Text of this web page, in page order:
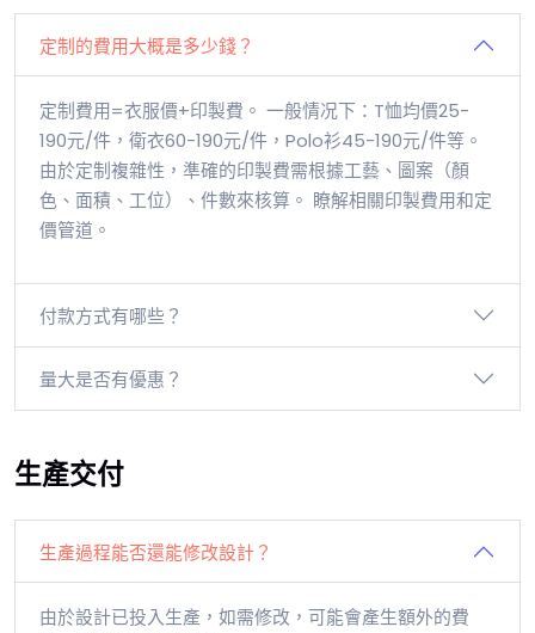
定制的費用大概是多少錢？
定制費用=衣服價+印製費。 一般情况下：T恤均價25-
190元/件，衛衣60-190元/件，Polo衫45-190元/件等。
由於定制複雜性，準確的印製費需根據工藝、圖案（顏
色、面積、工位）、件數來核算。 瞭解相關印製費用和定
價管道。
付款方式有哪些？
量大是否有優惠？
生產交付
生產過程能否還能修改設計？
由於設計已投入生產，如需修改，可能會產生額外的費